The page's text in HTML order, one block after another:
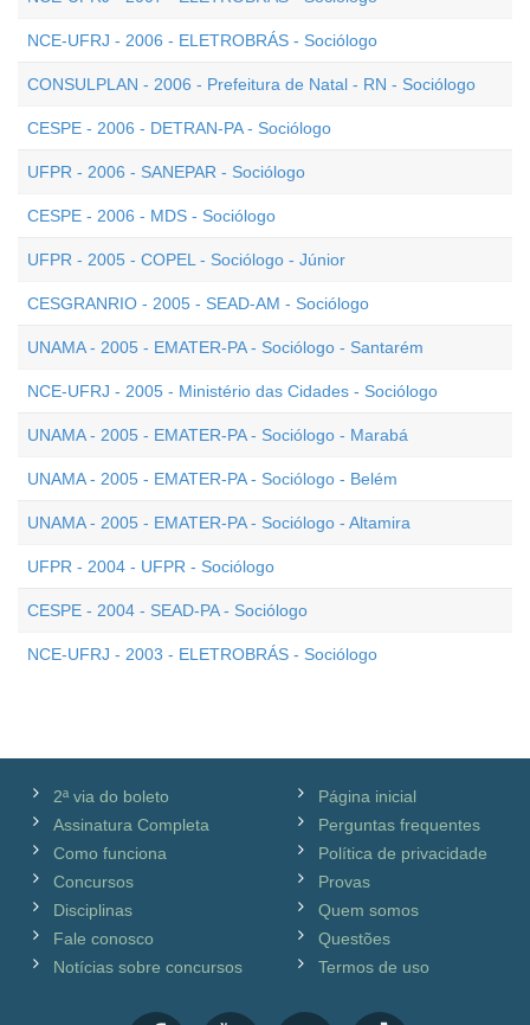
NCE-UFRJ - 2006 - ELETROBRÁS - Sociólogo
CONSULPLAN - 2006 - Prefeitura de Natal - RN - Sociólogo
CESPE - 2006 - DETRAN-PA - Sociólogo
UFPR - 2006 - SANEPAR - Sociólogo
CESPE - 2006 - MDS - Sociólogo
UFPR - 2005 - COPEL - Sociólogo - Júnior
CESGRANRIO - 2005 - SEAD-AM - Sociólogo
UNAMA - 2005 - EMATER-PA - Sociólogo - Santarém
NCE-UFRJ - 2005 - Ministério das Cidades - Sociólogo
UNAMA - 2005 - EMATER-PA - Sociólogo - Marabá
UNAMA - 2005 - EMATER-PA - Sociólogo - Belém
UNAMA - 2005 - EMATER-PA - Sociólogo - Altamira
UFPR - 2004 - UFPR - Sociólogo
CESPE - 2004 - SEAD-PA - Sociólogo
NCE-UFRJ - 2003 - ELETROBRÁS - Sociólogo
2ª via do boleto
Assinatura Completa
Como funciona
Concursos
Disciplinas
Fale conosco
Notícias sobre concursos
Página inicial
Perguntas frequentes
Política de privacidade
Provas
Quem somos
Questões
Termos de uso